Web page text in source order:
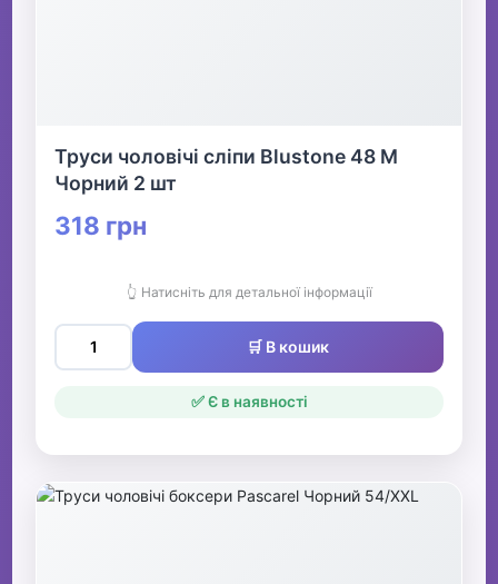
Труси чоловічі сліпи Blustone 48 М
Чорний 2 шт
318 грн
👆 Натисніть для детальної інформації
🛒 В кошик
✅ Є в наявності